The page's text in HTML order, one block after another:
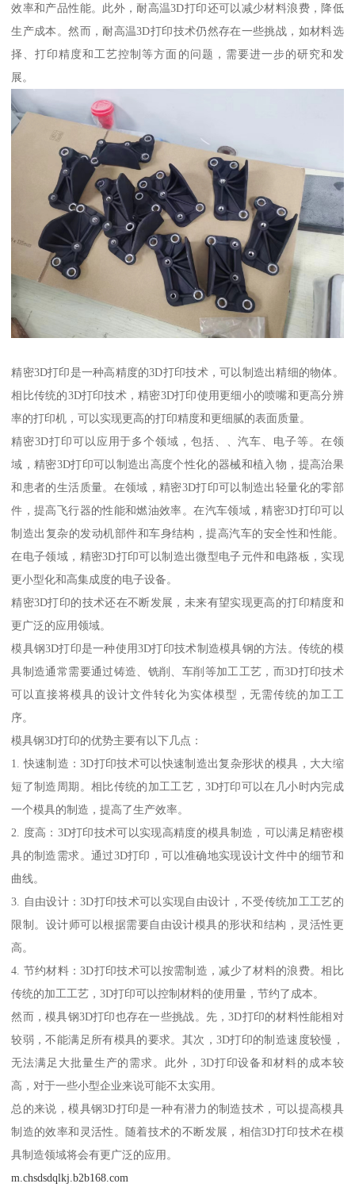
效率和产品性能。此外，耐高温3D打印还可以减少材料浪费，降低
生产成本。然而，耐高温3D打印技术仍然存在一些挑战，如材料选
择、打印精度和工艺控制等方面的问题，需要进一步的研究和发
展。
精密3D打印是一种高精度的3D打印技术，可以制造出精细的物体。
相比传统的3D打印技术，精密3D打印使用更细小的喷嘴和更高分辨
率的打印机，可以实现更高的打印精度和更细腻的表面质量。
精密3D打印可以应用于多个领域，包括、、汽车、电子等。在领
域，精密3D打印可以制造出高度个性化的器械和植入物，提高治果
和患者的生活质量。在领域，精密3D打印可以制造出轻量化的零部
件，提高飞行器的性能和燃油效率。在汽车领域，精密3D打印可以
制造出复杂的发动机部件和车身结构，提高汽车的安全性和性能。
在电子领域，精密3D打印可以制造出微型电子元件和电路板，实现
更小型化和高集成度的电子设备。
精密3D打印的技术还在不断发展，未来有望实现更高的打印精度和
更广泛的应用领域。
模具钢3D打印是一种使用3D打印技术制造模具钢的方法。传统的模
具制造通常需要通过铸造、铣削、车削等加工工艺，而3D打印技术
可以直接将模具的设计文件转化为实体模型，无需传统的加工工
序。
模具钢3D打印的优势主要有以下几点：
1. 快速制造：3D打印技术可以快速制造出复杂形状的模具，大大缩
短了制造周期。相比传统的加工工艺，3D打印可以在几小时内完成
一个模具的制造，提高了生产效率。
2. 度高：3D打印技术可以实现高精度的模具制造，可以满足精密模
具的制造需求。通过3D打印，可以准确地实现设计文件中的细节和
曲线。
3. 自由设计：3D打印技术可以实现自由设计，不受传统加工工艺的
限制。设计师可以根据需要自由设计模具的形状和结构，灵活性更
高。
4. 节约材料：3D打印技术可以按需制造，减少了材料的浪费。相比
传统的加工工艺，3D打印可以控制材料的使用量，节约了成本。
然而，模具钢3D打印也存在一些挑战。先，3D打印的材料性能相对
较弱，不能满足所有模具的要求。其次，3D打印的制造速度较慢，
无法满足大批量生产的需求。此外，3D打印设备和材料的成本较
高，对于一些小型企业来说可能不太实用。
总的来说，模具钢3D打印是一种有潜力的制造技术，可以提高模具
制造的效率和灵活性。随着技术的不断发展，相信3D打印技术在模
具制造领域将会有更广泛的应用。
m.chsdsdqlkj.b2b168.com